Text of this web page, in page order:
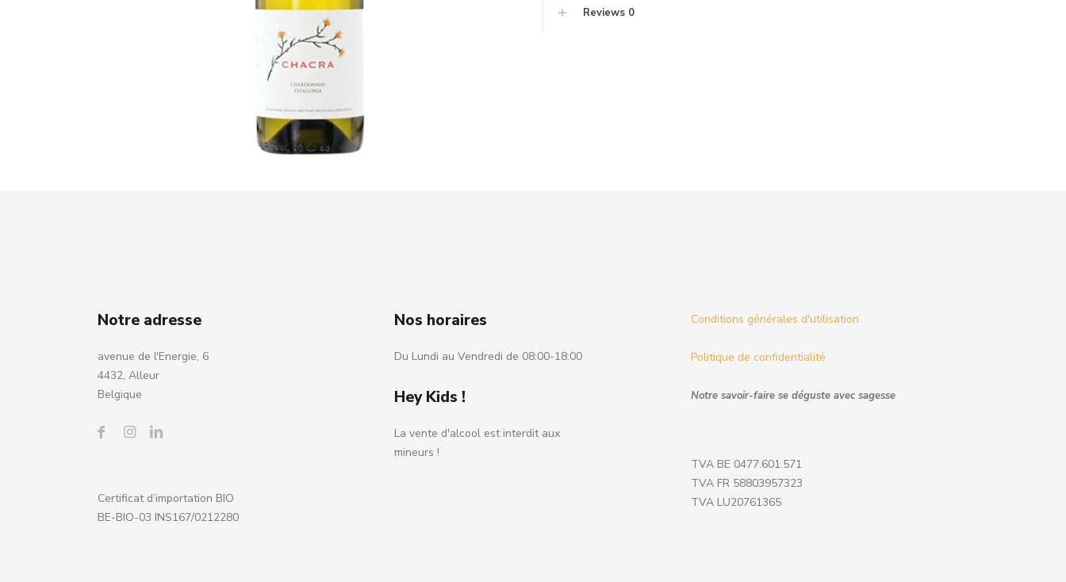
Reviews 0
Notre adresse
avenue de l'Energie, 6
4432, Alleur
Belgique
Certificat d’importation BIO
BE-BIO-03 INS167/0212280
Nos horaires
Du Lundi au Vendredi de 08:00-18:00
Hey Kids !
La vente d'alcool est interdit aux
mineurs !
Conditions générales d'utilisation
Politique de confidentialité
Notre savoir-faire se déguste avec sagesse
TVA BE 0477.601.571
TVA FR 58803957323
TVA LU20761365